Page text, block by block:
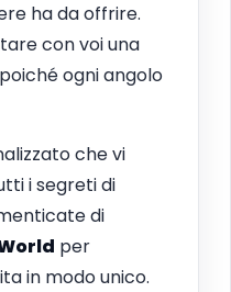
ha da offrire.
con voi una
ogni angolo
che vi
i segreti di
di
per
in modo unico.